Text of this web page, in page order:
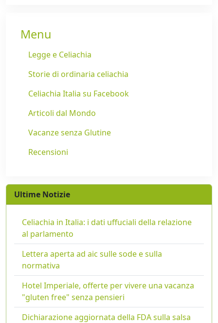
Menu
Legge e Celiachia
Storie di ordinaria celiachia
Celiachia Italia su Facebook
Articoli dal Mondo
Vacanze senza Glutine
Recensioni
Ultime Notizie
Celiachia in Italia: i dati uffuciali della relazione
al parlamento
Lettera aperta ad aic sulle sode e sulla
normativa
Hotel Imperiale, offerte per vivere una vacanza
"gluten free" senza pensieri
Dichiarazione aggiornata della FDA sulla salsa